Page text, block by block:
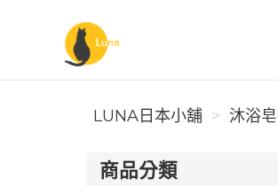
Luna日本小舖
LUNA日本小舖 沐浴
商品分類